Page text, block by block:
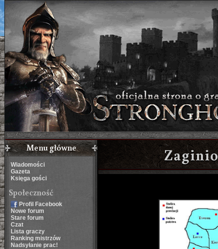
Menu główne
Wiadomości
Gazeta
Księga gości
Społeczność
Profil Facebook
Nowe forum
Stare forum
Czat
Lista graczy
Ranking mistrzów
Nadsyłanie prac!